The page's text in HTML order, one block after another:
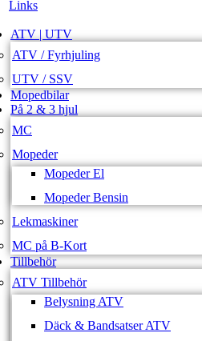
Links
ATV | UTV
ATV / Fyrhjuling
UTV / SSV
Mopedbilar
På 2 & 3 hjul
MC
Mopeder
Mopeder El
Mopeder Bensin
Lekmaskiner
MC på B-Kort
Tillbehör
ATV Tillbehör
Belysning ATV
Däck & Bandsatser ATV